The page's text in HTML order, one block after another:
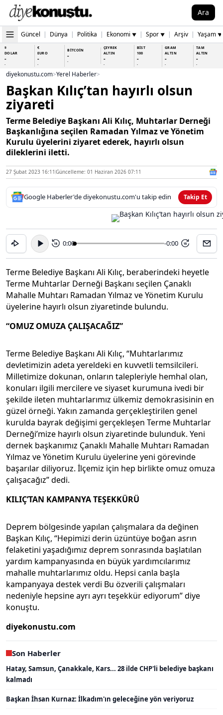
Ara
Güncel | Dünya | Politika | Ekonomi ▼ | Spor ▼ | Arşiv | Yaşam ▼
$
DOLAR
-
-
€
EURO
-
-
BİTCOİN
-
-
ÇEYREK
ALTIN
-
-
BİST
100
-
-
GRAM
ALTIN
-
-
TAM
ALTIN
-
-
diyekonustu.com>Yerel Haberler>
Başkan Kılıç’tan hayırlı olsun
ziyareti
Terme Belediye Başkanı Ali Kılıç, Muhtarlar Derneği
Başkanlığına seçilen Ramadan Yılmaz ve Yönetim
Kurulu üyelerini ziyaret ederek, hayırlı olsun
dileklerini iletti.
27 Şubat 2023 16:11 Güncelleme: 01 Haziran 2026 07:11
Google Haberler'de diyekonustu.com'u takip edin Takip Et
15 0:00 -0:00 15
Terme Belediye Başkanı Ali Kılıç, beraberindeki heyetle
Terme Muhtarlar Derneği Başkanı seçilen Çanaklı
Mahalle Muhtarı Ramadan Yılmaz ve Yönetim Kurulu
üyelerine hayırlı olsun ziyaretinde bulundu.
“OMUZ OMUZA ÇALIŞACAĞIZ”
Terme Belediye Başkanı Ali Kılıç, “Muhtarlarımız
devletimizin adeta yereldeki en kuvvetli temsilcileri.
Milletimize dokunan, onların talepleriyle hemhal olan,
konuları ilgili mercilere ve siyaset kurumuna ivedi bir
şekilde ileten muhtarlarımız ülkemiz demokrasisinin en
güzel örneği. Yakın zamanda gerçekleştirilen genel
kurulda bayrak değişimi gerçekleşen Terme Muhtarlar
Derneği’mize hayırlı olsun ziyaretinde bulunduk. Yeni
dernek başkanımız Çanaklı Mahalle Muhtarı Ramadan
Yılmaz ve Yönetim Kurulu üyelerine yeni görevinde
başarılar diliyoruz. İlçemiz için hep birlikte omuz omuza
çalışacağız” dedi.
KILIÇ’TAN KAMPANYA TEŞEKKÜRÜ
Deprem bölgesinde yapılan çalışmalara da değinen
Başkan Kılıç, “Hepimizi derin üzüntüye boğan asrın
felaketini yaşadığımız deprem sonrasında başlatılan
yardım kampanyasında en büyük yardımcılarımız
mahalle muhtarlarımız oldu. Hepsi canla başla
kampanyaya destek verdi Bu özverili çalışmaları
nedeniyle hepsine ayrı ayrı teşekkür ediyorum” diye
konuştu.
diyekonustu.com
Son Haberler
Hatay, Samsun, Çanakkale, Kars... 28 ilde CHP'li belediye başkanı
kalmadı
Başkan İhsan Kurnaz: İlkadım'ın geleceğine yön veriyoruz